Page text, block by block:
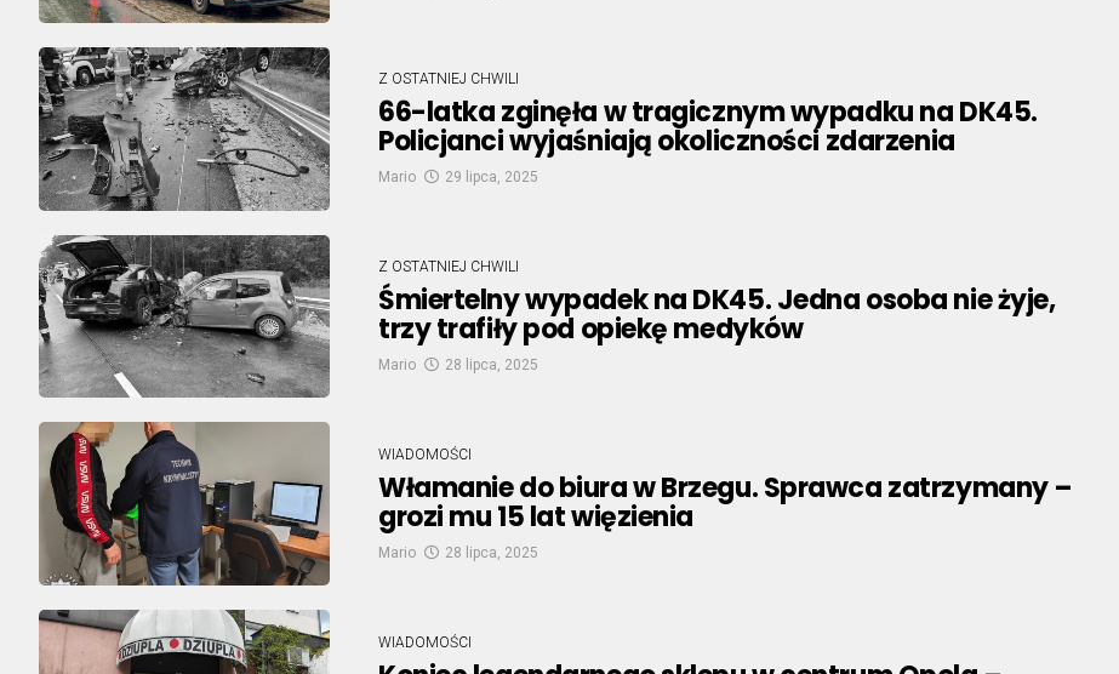
Z OSTATNIEJ CHWILI
66-latka zginęła w tragicznym wypadku na DK45.
Policjanci wyjaśniają okoliczności zdarzenia
Mario 29 lipca, 2025
Z OSTATNIEJ CHWILI
Śmiertelny wypadek na DK45. Jedna osoba nie żyje,
trzy trafiły pod opiekę medyków
Mario 28 lipca, 2025
WIADOMOŚCI
Włamanie do biura w Brzegu. Sprawca zatrzymany –
grozi mu 15 lat więzienia
Mario 28 lipca, 2025
WIADOMOŚCI